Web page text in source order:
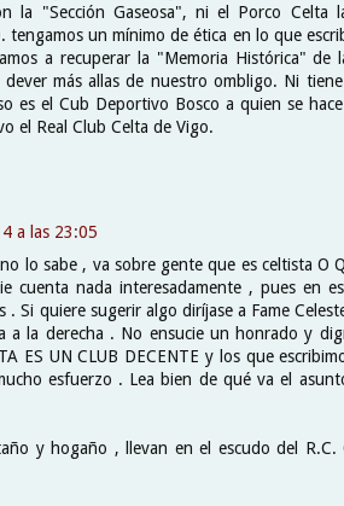
la "Sección Gaseosa", ni el Porco Celta
tengamos un mínimo de ética en lo que
a recuperar la "Memoria Histórica" de
más allas de nuestro ombligo. Ni tiene
es el Cub Deportivo Bosco a quien se
el Real Club Celta de Vigo.
a las 23:05
lo sabe , va sobre gente que es celtista O
cuenta nada interesadamente , pues en
Si quiere sugerir algo diríjase a Fame
a la derecha . No ensucie un honrado y
ES UN CLUB DECENTE y los que
esfuerzo . Lea bien de qué va el
y hogaño , llevan en el escudo del R.C.